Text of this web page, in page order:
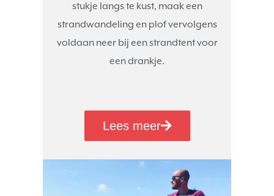
stukje langs te kust, maak een
strandwandeling en plof vervolgens
voldaan neer bij een strandtent voor
een drankje.
Lees meer